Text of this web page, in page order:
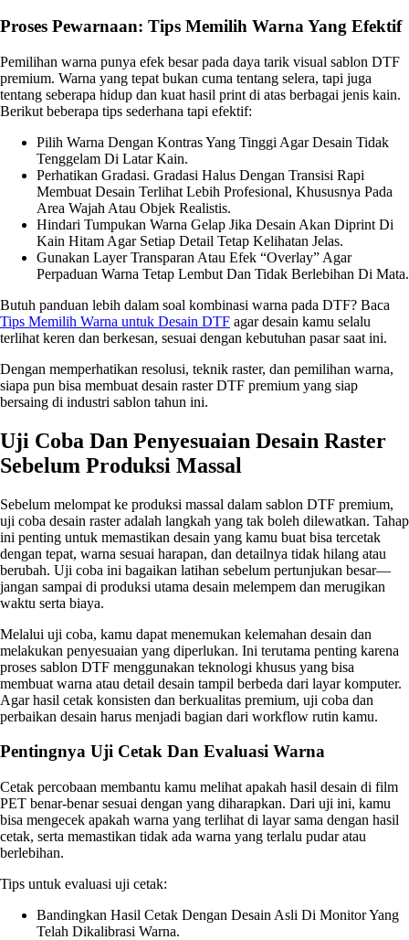
Proses Pewarnaan: Tips Memilih Warna Yang Efektif
Pemilihan warna punya efek besar pada daya tarik visual sablon DTF
premium. Warna yang tepat bukan cuma tentang selera, tapi juga
tentang seberapa hidup dan kuat hasil print di atas berbagai jenis kain.
Berikut beberapa tips sederhana tapi efektif:
Pilih Warna Dengan Kontras Yang Tinggi Agar Desain Tidak
Tenggelam Di Latar Kain.
Perhatikan Gradasi. Gradasi Halus Dengan Transisi Rapi
Membuat Desain Terlihat Lebih Profesional, Khususnya Pada
Area Wajah Atau Objek Realistis.
Hindari Tumpukan Warna Gelap Jika Desain Akan Diprint Di
Kain Hitam Agar Setiap Detail Tetap Kelihatan Jelas.
Gunakan Layer Transparan Atau Efek “overlay” Agar
Perpaduan Warna Tetap Lembut Dan Tidak Berlebihan Di Mata.
Butuh panduan lebih dalam soal kombinasi warna pada DTF? Baca
Tips Memilih Warna untuk Desain DTF agar desain kamu selalu
terlihat keren dan berkesan, sesuai dengan kebutuhan pasar saat ini.
Dengan memperhatikan resolusi, teknik raster, dan pemilihan warna,
siapa pun bisa membuat desain raster DTF premium yang siap
bersaing di industri sablon tahun ini.
Uji Coba Dan Penyesuaian Desain Raster
Sebelum Produksi Massal
Sebelum melompat ke produksi massal dalam sablon DTF premium,
uji coba desain raster adalah langkah yang tak boleh dilewatkan. Tahap
ini penting untuk memastikan desain yang kamu buat bisa tercetak
dengan tepat, warna sesuai harapan, dan detailnya tidak hilang atau
berubah. Uji coba ini bagaikan latihan sebelum pertunjukan besar—
jangan sampai di produksi utama desain melempem dan merugikan
waktu serta biaya.
Melalui uji coba, kamu dapat menemukan kelemahan desain dan
melakukan penyesuaian yang diperlukan. Ini terutama penting karena
proses sablon DTF menggunakan teknologi khusus yang bisa
membuat warna atau detail desain tampil berbeda dari layar komputer.
Agar hasil cetak konsisten dan berkualitas premium, uji coba dan
perbaikan desain harus menjadi bagian dari workflow rutin kamu.
Pentingnya Uji Cetak Dan Evaluasi Warna
Cetak percobaan membantu kamu melihat apakah hasil desain di film
PET benar-benar sesuai dengan yang diharapkan. Dari uji ini, kamu
bisa mengecek apakah warna yang terlihat di layar sama dengan hasil
cetak, serta memastikan tidak ada warna yang terlalu pudar atau
berlebihan.
Tips untuk evaluasi uji cetak:
Bandingkan Hasil Cetak Dengan Desain Asli Di Monitor Yang
Telah Dikalibrasi Warna.